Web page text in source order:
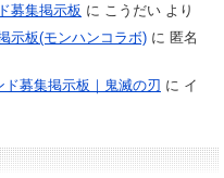
募集掲示板 に こうだいより
示板(モンハンコラボ)に 匿名
ド募集掲示板｜鬼滅の刃 に イ